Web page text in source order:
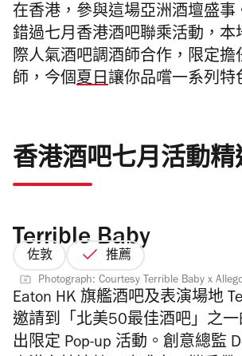
在香港，參與這場亞洲酒壇盛事
錯過七月香港酒吧聯乘活動，本
際人氣酒吧調酒師合作，限定擔
師，今個夏日讓你品嚐一系列特
香港酒吧七月活動精
Terrible Baby
佐敦 推薦
Photograph: Courtesy Terrible Baby x
Eaton HK 旗艦酒吧及表演場地
邀請到 「北美50最佳酒吧」之一
出限定 Pop-up 活動。 創意總監